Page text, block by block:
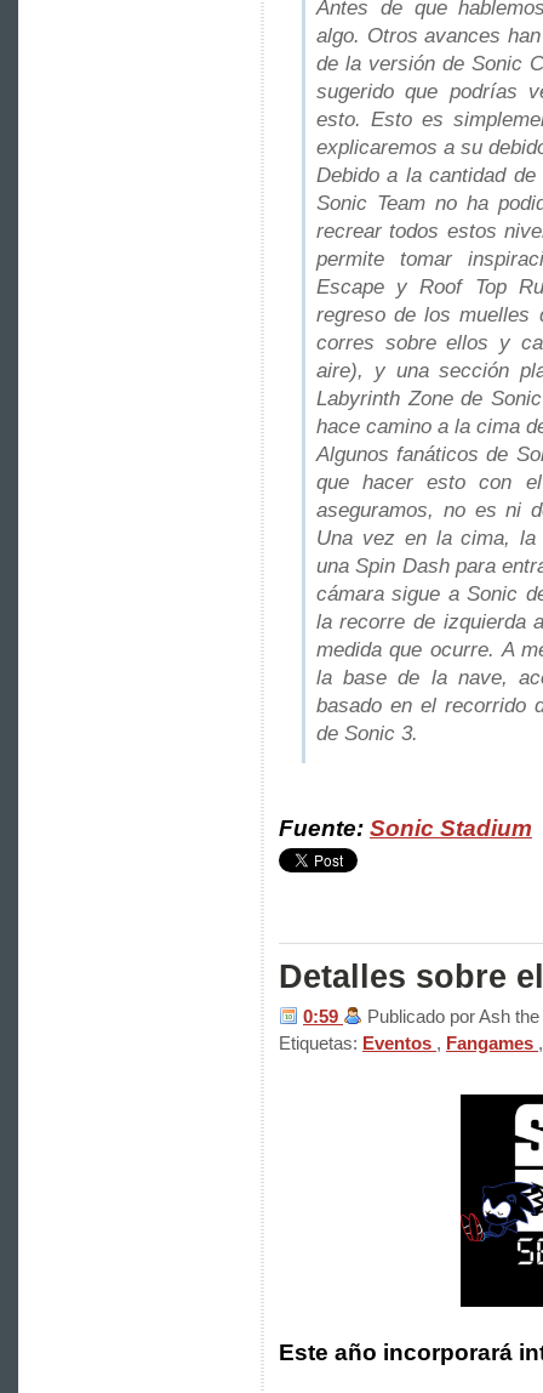
Antes de que
algo. Otros avances
de la versión de Sonic
sugerido que podrías
esto. Esto es
explicaremos a su
Debido a la cantidad
Sonic Team no ha
recrear todos estos
permite tomar
Escape y Roof Top
regreso de los muelles
corres sobre ellos y
aire), y una sección
Labyrinth Zone de
hace camino a la cima
Algunos fanáticos de
que hacer esto con
aseguramos, no es ni
Una vez en la cima, la
una Spin Dash para
cámara sigue a Sonic
la recorre de izquierda
medida que ocurre. A
la base de la nave,
basado en el recorrido
de Sonic 3.
Fuente: Sonic Stadium
Detalles sobre
0:59
Publicado por Ash
Etiquetas: Eventos , Fangames
Este año incorporará